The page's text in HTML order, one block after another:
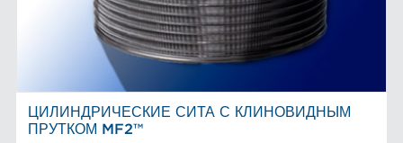
Размол волокна
Сортирование и сепарация в пищевой промышленности
Химическая целлюлоза
AFT – КОМПАНИЯ, ОСНОВАННАЯ НА
ИССЛЕДОВАНИЯХ И РАЗРАБОТКАХ
ЦИЛИНДРИЧЕСКИЕ СИТА С КЛИНОВИДНЫМ
ПРУТКОМ MF2™